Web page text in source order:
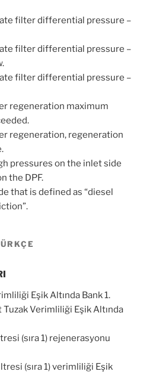
filter differential pressure –
filter differential pressure –
filter differential pressure –
regeneration maximum
regeneration, regeneration
pressures on the inlet side
the DPF.
that is defined as “diesel
Eşik Altında Bank 1.
Tuzak Verimliliği Eşik Altında
(sıra 1) rejenerasyonu
(sıra 1) verimliliği Eşik